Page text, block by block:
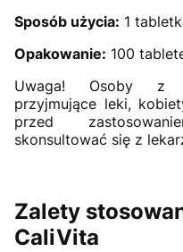
Sposób użycia: 1
Opakowanie: 100
Uwaga! Osoby z
przyjmujące leki,
przed
skonsultować się z
Zalety
CaliVita